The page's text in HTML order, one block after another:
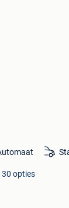
30 opties